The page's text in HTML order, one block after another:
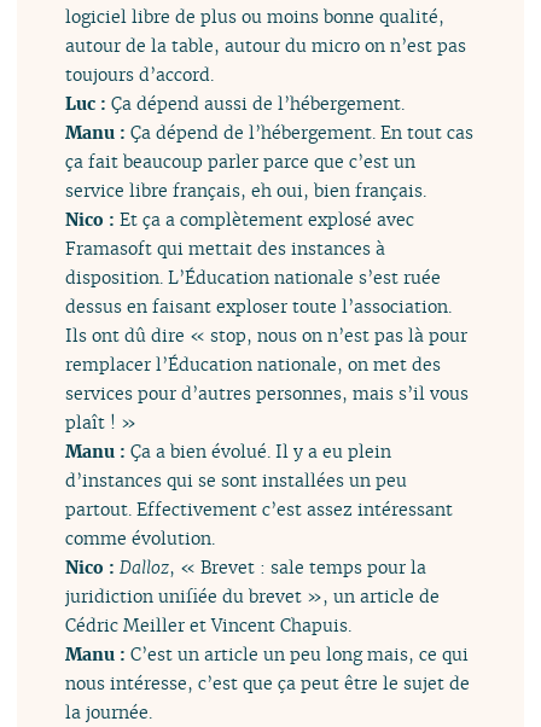
logiciel libre de plus ou moins bonne qualité,
autour de la table, autour du micro on n’est pas
toujours d’accord.
Luc :Ça dépend aussi de l’hébergement.
Manu :Ça dépend de l’hébergement. En tout cas
ça fait beaucoup parler parce que c’est un
service libre français, eh oui, bien français.
Nico :Et ça a complètement explosé avec
Framasoft qui mettait des instances à
disposition. L’Éducation nationale s’est ruée
dessus en faisant exploser toute l’association.
Ils ont dû dire « stop, nous on n’est pas là pour
remplacer l’Éducation nationale, on met des
services pour d’autres personnes, mais s’il vous
plaît ! »
Manu :Ça a bien évolué. Il y a eu plein
d’instances qui se sont installées un peu
partout. Effectivement c’est assez intéressant
comme évolution.
Nico : Dalloz, « Brevet : sale temps pour la
juridiction unifiée du brevet », un article de
Cédric Meiller et Vincent Chapuis.
Manu :C’est un article un peu long mais, ce qui
nous intéresse, c’est que ça peut être le sujet de
la journée.